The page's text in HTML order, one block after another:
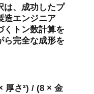
は、成功したプ
造エンジニア
くトン数計算を
ら完全な成形を
厚さ²) / (8 × 金